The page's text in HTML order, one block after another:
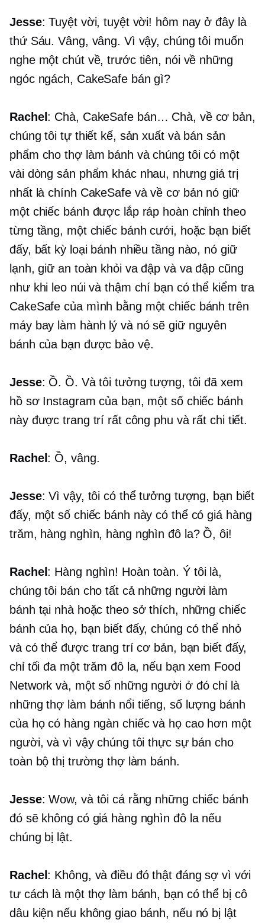
Jesse: Tuyệt vời, tuyệt vời! hôm nay ở đây là
thứ Sáu. Vâng, vâng. Vì vậy, chúng tôi muốn
nghe một chút về, trước tiên, nói về những
ngóc ngách, CakeSafe bán gì?
Rachel : Chà, CakeSafe bán… Chà, về cơ bản,
chúng tôi tự thiết kế, sản xuất và bán sản
phẩm cho thợ làm bánh và chúng tôi có một
vài dòng sản phẩm khác nhau, nhưng giá trị
nhất là chính СakeSafe và về cơ bản nó giữ
một chiếc bánh được lắp ráp hoàn chỉnh theo
từng tầng, một chiếc bánh cưới, hoặc bạn biết
đấy, bất kỳ loại bánh nhiều tầng nào, nó giữ
lạnh, giữ an toàn khỏi va đập và va đập cũng
như khi leo núi và thậm chí bạn có thể kiểm tra
CakeSafe của mình bằng một chiếc bánh trên
máy bay làm hành lý và nó sẽ giữ nguyên
bánh của bạn được bảo vệ.
Jesse: Ồ. Ồ. Và tôi tưởng tượng, tôi đã xem
hồ sơ Instagram của bạn, một số chiếc bánh
này được trang trí rất công phu và rất chi tiết.
Rachel : Ồ, vâng.
Jesse: Vì vậy, tôi có thể tưởng tượng, bạn biết
đấy, một số chiếc bánh này có thể có giá hàng
trăm, hàng nghìn, hàng nghìn đô la? Ồ, ôi!
Rachel : Hàng nghìn! Hoàn toàn. Ý tôi là,
chúng tôi bán cho tất cả những người làm
bánh tại nhà hoặc theo sở thích, những chiếc
bánh của họ, bạn biết đấy, chúng có thể nhỏ
và có thể được trang trí cơ bản, bạn biết đấy,
chỉ tối đa một trăm đô la, nếu bạn xem Food
Network và, một số những người ở đó chỉ là
những thợ làm bánh nổi tiếng, số lượng bánh
của họ có hàng ngàn chiếc và họ cao hơn một
người, và vì vậy chúng tôi thực sự bán cho
toàn bộ thị trường thợ làm bánh.
Jesse: Wow, và tôi cá rằng những chiếc bánh
đó sẽ không có giá hàng nghìn đô la nếu
chúng bị lật.
Rachel : Không, và điều đó thật đáng sợ vì với
tư cách là một thợ làm bánh, bạn có thể bị cô
dâu kiện nếu không giao bánh, nếu nó bị lật